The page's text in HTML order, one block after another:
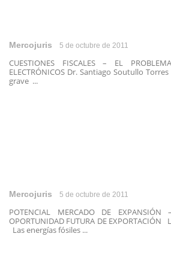
Mercojuris 5 de octubre de 2011
CUESTIONES FISCALES – EL
ELECTRÓNICOS Dr. Santiago Soutullo
grave ...
Mercojuris 5 de octubre de 2011
POTENCIAL MERCADO DE EXPANSIÓN
OPORTUNIDAD FUTURA DE
Las energías fósiles ...